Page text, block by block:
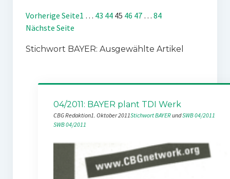
Vorherige Seite1 … 43 44 45 46 47 … 84
Nächste Seite
Stichwort BAYER: Ausgewählte Artikel
04/2011: BAYER plant TDI Werk
CBG Redaktion1. Oktober 2011Stichwort BAYER und SWB 04/2011
SWB 04/2011